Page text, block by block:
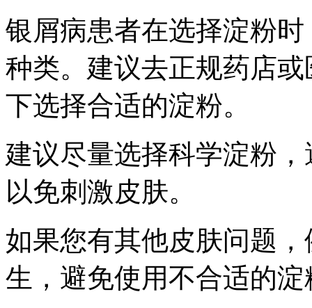
银屑病患者在选择淀粉
种类。建议去正规药店
下选择合适的淀粉。
建议尽量选择科学淀粉
以免刺激皮肤。
如果您有其他皮肤问题
生，避免使用不合适的淀